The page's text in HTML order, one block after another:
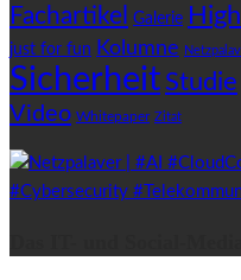
Fachartikel Galerie
just for fun Kolumne
Sicherheit Studie
Video Whitepaper Zitat